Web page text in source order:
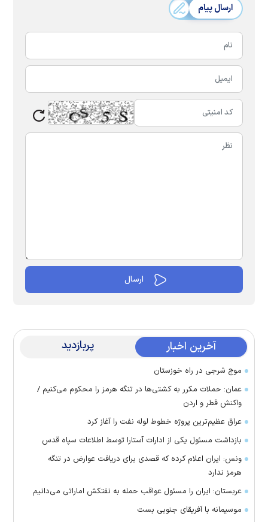
ارسال پیام
آخرین اخبار پربازدید
موج شرجی در راه خوزستان
عمان: حملات مکرر به کشتی‌ها در تنگه هرمز را محکوم می‌کنیم /
واکنش قطر و اردن
عراق عظیم‌ترین پروژه خطوط لوله نفت را آغاز کرد
بازداشت مسئول یکی از ادارات آستارا توسط اطلاعات سپاه قدس
ونس: ایران اعلام کرده که قصدی برای دریافت عوارض در تنگه
هرمز ندارد
عربستان: ایران را مسئول عواقب حمله به نفتکش اماراتی می‌دانیم
موسیمانه با آفریقای جنوبی بست